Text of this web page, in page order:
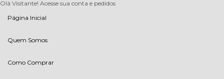
Olá Visitante! Acesse sua conta e pedidos
Página Inicial
Quem Somos
Como Comprar